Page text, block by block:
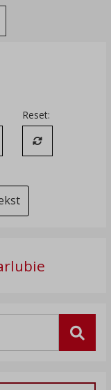
między literami
interlinię i margines
Reset:
Przywróć